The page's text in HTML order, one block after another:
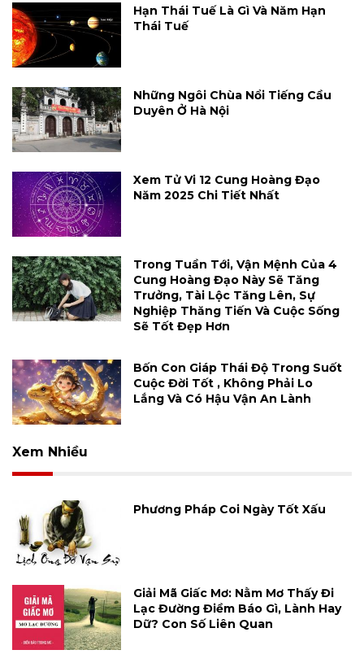
Hạn Thái Tuế Là Gì Và Năm Hạn
Thái Tuế
Những Ngôi Chùa Nổi Tiếng Cầu
Duyên Ở Hà Nội
Xem Tử Vi 12 Cung Hoàng Đạo
Năm 2025 Chi Tiết Nhất
Trong Tuần Tới, Vận Mệnh Của 4
Cung Hoàng Đạo Này Sẽ Tăng
Trưởng, Tài Lộc Tăng Lên, Sự
Nghiệp Thăng Tiến Và Cuộc Sống
Sẽ Tốt Đẹp Hơn
Bốn Con Giáp Thái Độ Trong Suốt
Cuộc Đời Tốt , Không Phải Lo
Lắng Và Có Hậu Vận An Lành
Xem Nhiều
Phương Pháp Coi Ngày Tốt Xấu
Giải Mã Giấc Mơ: Nằm Mơ Thấy Đi
Lạc Đường Điềm Báo Gì, Lành Hay
Dữ? Con Số Liên Quan